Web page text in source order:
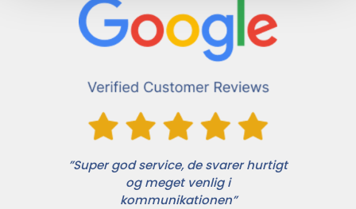
”Super god service, de svarer hurtigt
og meget venlig i
kommunikationen”